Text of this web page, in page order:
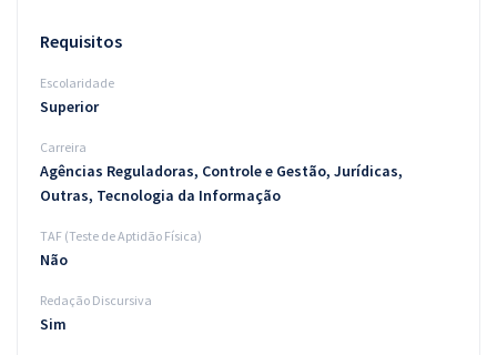
Requisitos
Escolaridade
Superior
Carreira
Agências Reguladoras, Controle e Gestão, Jurídicas,
Outras, Tecnologia da Informação
TAF (Teste de Aptidão Física)
Não
Redação Discursiva
Sim